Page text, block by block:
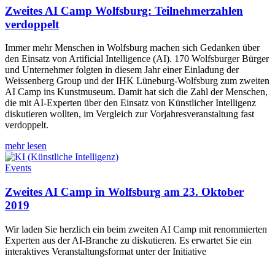
Zweites AI Camp Wolfsburg: Teilnehmerzahlen
verdoppelt
Immer mehr Menschen in Wolfsburg machen sich Gedanken über
den Einsatz von Artificial Intelligence (AI). 170 Wolfsburger Bürger
und Unternehmer folgten in diesem Jahr einer Einladung der
Weissenberg Group und der IHK Lüneburg-Wolfsburg zum zweiten
AI Camp ins Kunstmuseum. Damit hat sich die Zahl der Menschen,
die mit AI-Experten über den Einsatz von Künstlicher Intelligenz
diskutieren wollten, im Vergleich zur Vorjahresveranstaltung fast
verdoppelt.
mehr lesen
Events
Zweites AI Camp in Wolfsburg am 23. Oktober
2019
Wir laden Sie herzlich ein beim zweiten AI Camp mit renommierten
Experten aus der AI-Branche zu diskutieren. Es erwartet Sie ein
interaktives Veranstaltungsformat unter der Initiative